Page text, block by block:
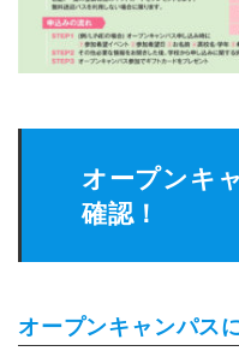
オープンキ
確認！
オープンキャンパス